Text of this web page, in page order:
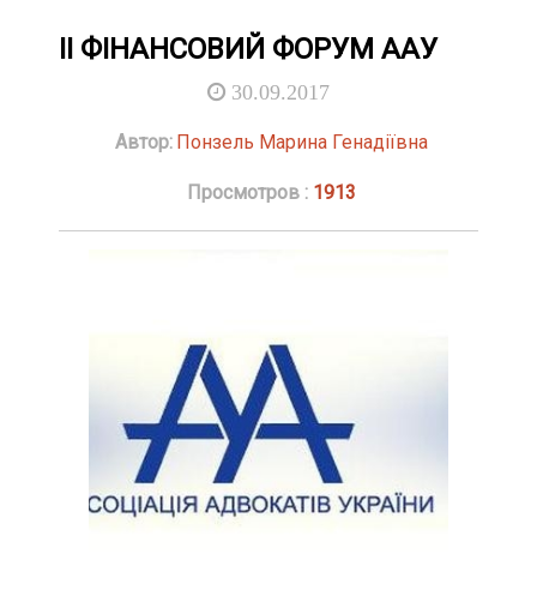
ІІ ФІНАНСОВИЙ ФОРУМ ААУ
30.09.2017
Автор: Понзель Марина Генадіївна
Просмотров : 1913